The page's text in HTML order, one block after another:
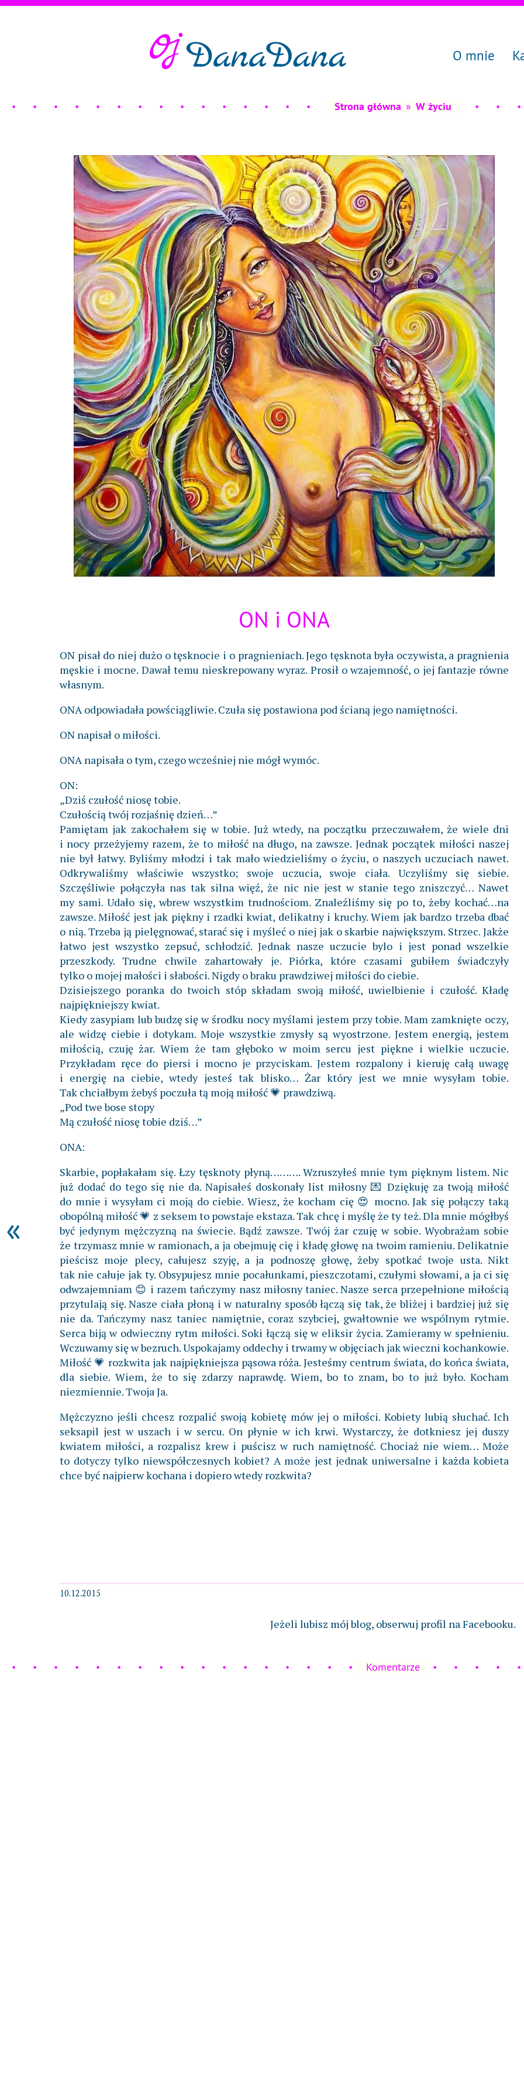
O mnie
Strona główna » W życiu
ON i ONA
ON pisał do niej dużo o tęsknocie i o pragnieniach. Jego tęsknota była oczywista, a pragnienia
męskie i mocne. Dawał temu nieskrepowany wyraz. Prosił o wzajemność, o jej fantazje równe
własnym.
ONA odpowiadała powściągliwie. Czuła się postawiona pod ścianą jego namiętności.
ON napisał o miłości.
ONA napisała o tym, czego wcześniej nie mógł wymóc.
ON:
„Dziś czułość niosę tobie.
Czułością twój rozjaśnię dzień…”
Pamiętam jak zakochałem się w tobie. Już wtedy, na początku przeczuwałem, że wiele dni
i nocy przeżyjemy razem, że to miłość na długo, na zawsze. Jednak początek miłości naszej
nie był łatwy. Byliśmy młodzi i tak mało wiedzieliśmy o życiu, o naszych uczuciach nawet.
Odkrywaliśmy właściwie wszystko; swoje uczucia, swoje ciała. Uczyliśmy się siebie.
Szczęśliwie połączyła nas tak silna więź, że nic nie jest w stanie tego zniszczyć… Nawet
my sami. Udało się, wbrew wszystkim trudnościom. Znaleźliśmy się po to, żeby kochać…na
zawsze. Miłość jest jak piękny i rzadki kwiat, delikatny i kruchy. Wiem jak bardzo trzeba dbać
o nią. Trzeba ją pielęgnować, starać się i myśleć o niej jak o skarbie największym. Strzec. Jakże
łatwo jest wszystko zepsuć, schłodzić. Jednak nasze uczucie bylo i jest ponad wszelkie
przeszkody. Trudne chwile zahartowały je. Piórka, które czasami gubiłem świadczyły
tylko o mojej małości i słabości. Nigdy o braku prawdziwej miłości do ciebie.
Dzisiejszego poranka do twoich stóp składam swoją miłość, uwielbienie i czułość. Kładę
najpiękniejszy kwiat.
Kiedy zasypiam lub budzę się w środku nocy myślami jestem przy tobie. Mam zamknięte oczy,
ale widzę ciebie i dotykam. Moje wszystkie zmysły są wyostrzone. Jestem energią, jestem
miłością, czuję żar. Wiem że tam głęboko w moim sercu jest piękne i wielkie uczucie.
Przykładam ręce do piersi i mocno je przyciskam. Jestem rozpalony i kieruję całą uwagę
i energię na ciebie, wtedy jesteś tak blisko… Żar który jest we mnie wysyłam tobie.
Tak chciałbym żebyś poczuła tą moją miłość 💗 prawdziwą.
„Pod twe bose stopy
Mą czułość niosę tobie dziś…”
ONA:
Skarbie, popłakałam się. Łzy tęsknoty płyną………. Wzruszyłeś mnie tym pięknym listem. Nic
już dodać do tego się nie da. Napisałeś doskonały list miłosny 💌 Dziękuję za twoją miłość
do mnie i wysyłam ci moją do ciebie. Wiesz, że kocham cię 😍 mocno. Jak się połączy taką
obopólną miłość 💗 z seksem to powstaje ekstaza. Tak chcę i myślę że ty też. Dla mnie mógłbyś
być jedynym mężczyzną na świecie. Bądź zawsze. Twój żar czuję w sobie. Wyobrażam sobie
że trzymasz mnie w ramionach, a ja obejmuję cię i kładę głowę na twoim ramieniu. Delikatnie
pieścisz moje plecy, całujesz szyję, a ja podnoszę głowę, żeby spotkać twoje usta. Nikt
tak nie całuje jak ty. Obsypujesz mnie pocałunkami, pieszczotami, czułymi słowami, a ja ci się
odwzajemniam 😊 i razem tańczymy nasz miłosny taniec. Nasze serca przepełnione miłością
przytulają się. Nasze ciała płoną i w naturalny sposób łączą się tak, że bliżej i bardziej już się
nie da. Tańczymy nasz taniec namiętnie, coraz szybciej, gwałtownie we wspólnym rytmie.
Serca biją w odwieczny rytm miłości. Soki łączą się w eliksir życia. Zamieramy w spełnieniu.
Wczuwamy się w bezruch. Uspokajamy oddechy i trwamy w objęciach jak wieczni kochankowie.
Miłość 💗 rozkwita jak najpiękniejsza pąsowa róża. Jesteśmy centrum świata, do końca świata,
dla siebie. Wiem, że to się zdarzy naprawdę. Wiem, bo to znam, bo to już było. Kocham
niezmiennie. Twoja Ja.
Mężczyzno jeśli chcesz rozpalić swoją kobietę mów jej o miłości. Kobiety lubią słuchać. Ich
seksapil jest w uszach i w sercu. On płynie w ich krwi. Wystarczy, że dotkniesz jej duszy
kwiatem miłości, a rozpalisz krew i puścisz w ruch namiętność. Chociaż nie wiem… Może
to dotyczy tylko niewspółczesnych kobiet? A może jest jednak uniwersalne i każda kobieta
chce być najpierw kochana i dopiero wtedy rozkwita?
10.12.2015
Jeżeli lubisz mój blog, obserwuj profil na Facebooku.
«
Komentarze